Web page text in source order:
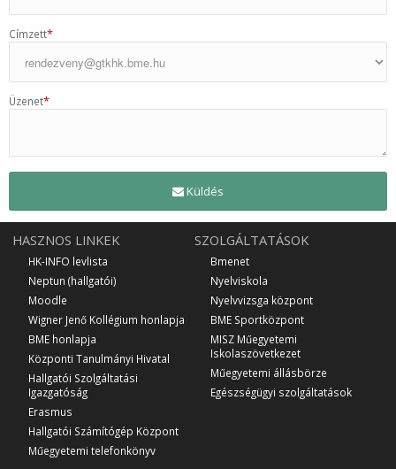
Címzett*
Üzenet*
Küldés
HASZNOS LINKEK
HK-INFO levlista
Neptun (hallgatói)
Moodle
Wigner Jenő Kollégium honlapja
BME honlapja
Központi Tanulmányi Hivatal
Hallgatói Szolgáltatási
Igazgatóság
Erasmus
Hallgatói Számítógép Központ
Műegyetemi telefonkönyv
SZOLGÁLTATÁSOK
Bmenet
Nyelviskola
Nyelvvizsga központ
BME Sportközpont
MISZ Műegyetemi
Iskolaszövetkezet
Műegyetemi állásbörze
Egészségügyi szolgáltatások